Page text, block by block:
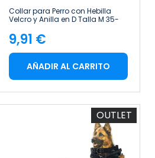
Collar para Perro con Hebilla
Velcro y Anilla en D Talla M 35-
Precio
9,91 €
AÑADIR AL CARRITO
OUTLET